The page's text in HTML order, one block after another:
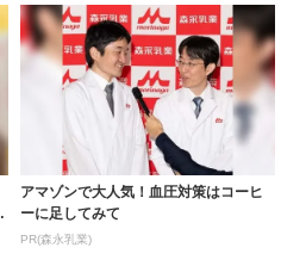
アマゾンで大人気！血圧対策はコーヒ
ーに足してみて
PR(森永乳業)